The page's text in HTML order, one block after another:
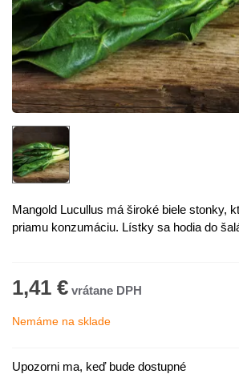
Mangold Lucullus má široké biele stonky,
priamu konzumáciu. Lístky sa hodia do
1,41 €
Nemáme na sklade
Upozorni ma, keď bude dostupné